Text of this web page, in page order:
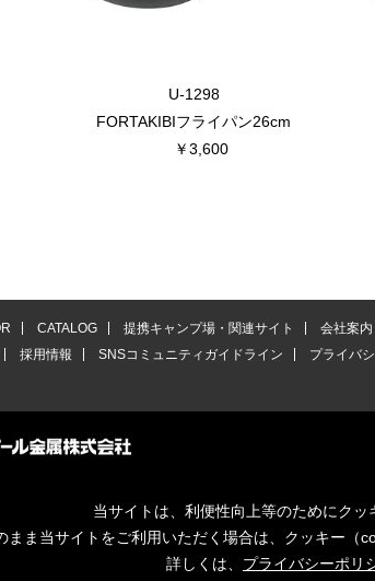
U-1298
FORTAKIBIフライパン26cm
￥3,600
CATALOG 提携キャンプ場・関連サイト
会社案内
採用情報 SNSコミュニティガイドライン プライバ
当サイトは、利便性向上等のためにク
まま当サイトをご利用いただく場合は、クッキー（
詳しくは、 プライバシーポリ